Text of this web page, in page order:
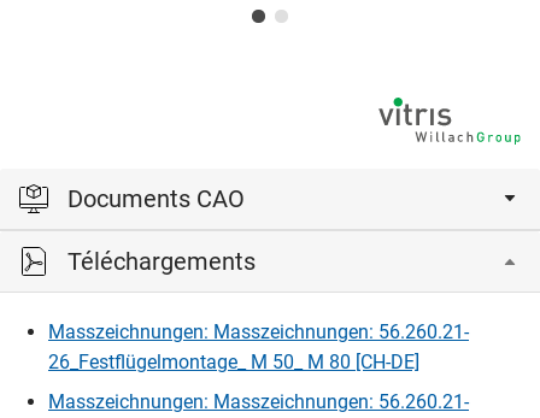
Documents CAO
Veuillez vous connecter pour afficher et télécharger les
fichiers CAD.
Téléchargements
Masszeichnungen: Masszeichnungen: 56.260.21-
26_Festflügelmontage_ M 50_ M 80 [CH-DE]
Masszeichnungen: Masszeichnungen: 56.260.21-